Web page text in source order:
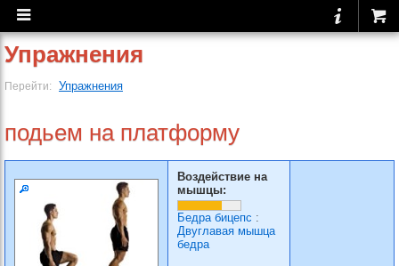
Упражнения
Перейти: Упражнения
подьем на платформу
Воздействие на
мышцы:
Бедра бицепс :
Двуглавая мышца
бедра